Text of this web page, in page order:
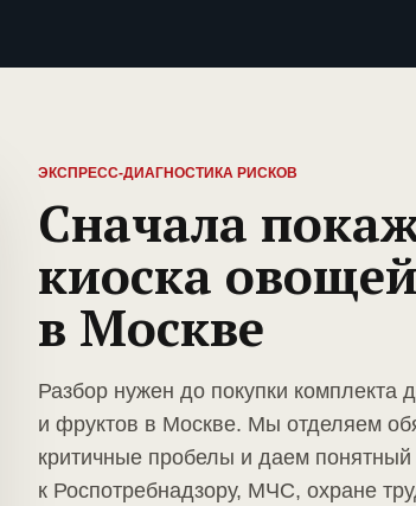
ЭКСПРЕСС-ДИАГНОСТИКА РИСКОВ
Сначала
киоска
в Москве
Разбор нужен до покупки комплекта
и фруктов в Москве. Мы отделяем
критичные пробелы и даем понятный
к Роспотребнадзору, МЧС, охране